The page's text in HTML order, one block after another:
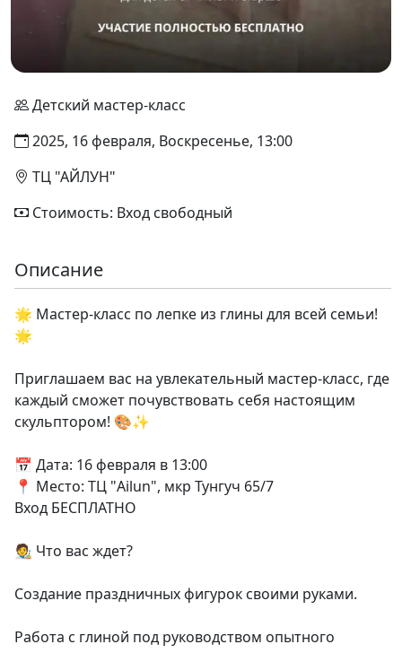
Детский мастер-класс
2025, 16 февраля, Воскресенье, 13:00
ТЦ "АЙЛУН"
Стоимость: Вход свободный
Описание
🌟 Мастер-класс по лепке из глины для всей семьи!
🌟
Приглашаем вас на увлекательный мастер-класс, где
каждый сможет почувствовать себя настоящим
скульптором! 🎨✨
📅 Дата: 16 февраля в 13:00
📍 Место: ТЦ "Ailun", мкр Тунгуч 65/7
Вход БЕСПЛАТНО
🧑‍🎨 Что вас ждет?
Создание праздничных фигурок своими руками.
Работа с глиной под руководством опытного